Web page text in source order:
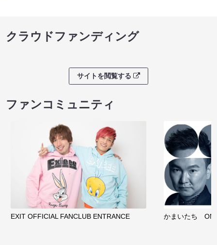
クラウドファンディング
サイトを閲覧する
ファンコミュニティ
EXIT OFFICIAL FANCLUB ENTRANCE かまいたち